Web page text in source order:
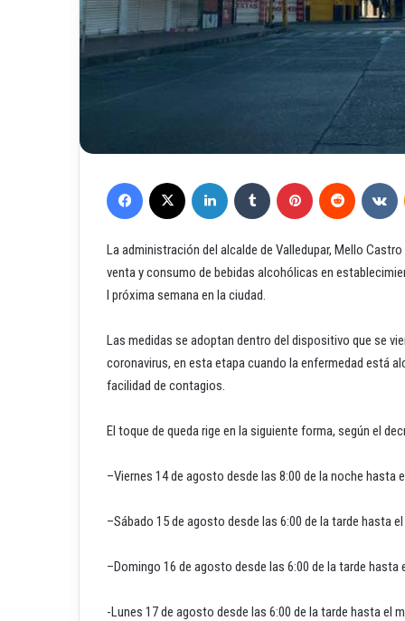
La administración del alcalde de Valledupar, Mello
venta y consumo de bebidas alcohólicas en
l próxima semana en la ciudad.
Las medidas se adoptan dentro del dispositivo que se
coronavirus, en esta etapa cuando la enfermedad está
facilidad de contagios.
El toque de queda rige en la siguiente forma, según el
–Viernes 14 de agosto desde las 8:00 de la noche hasta
–Sábado 15 de agosto desde las 6:00 de la tarde hasta
–Domingo 16 de agosto desde las 6:00 de la tarde hasta
-Lunes 17 de agosto desde las 6:00 de la tarde hasta el